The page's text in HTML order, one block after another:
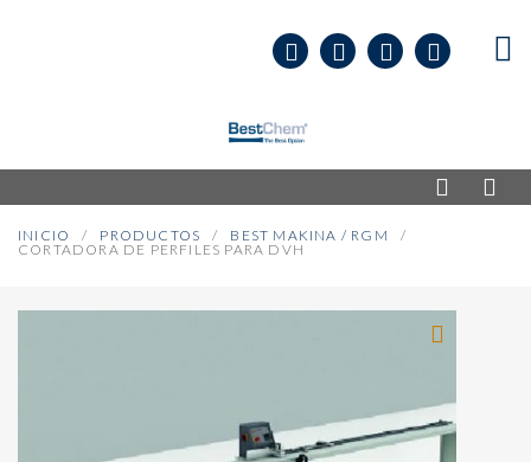
INICIO PRODUCTOS
BEST MAKINA / RGM
CORTADORA DE PERFILES PARA DVH